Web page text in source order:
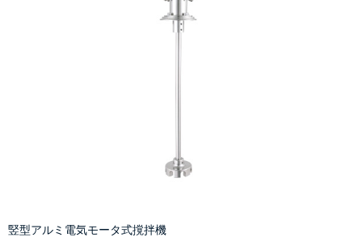
竪型アルミ電気モータ式撹拌機